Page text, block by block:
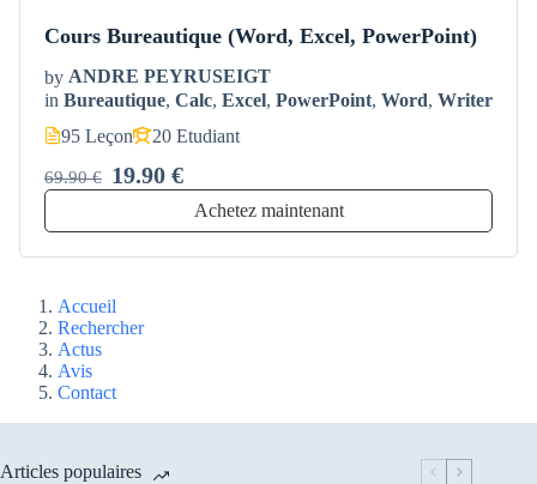
Cours Bureautique (Word, Excel, PowerPoint)
by ANDRE PEYRUSEIGT
in Bureautique, Calc, Excel, PowerPoint, Word, Writer
95 Leçon
20 Etudiant
69.90 € 19.90 €
Achetez maintenant
Accueil
Rechercher
Actus
Avis
Contact
Articles populaires